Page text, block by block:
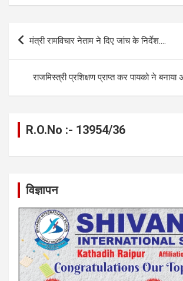
ce
b
o
o
k
se
n
g
er
at
A
p
p
e
gr
a
m
ail
Post
navigation
मंत्री रामविचार नेताम ने दिए जांच के निर्देश….
राजमिस्त्री प्रशिक्षण प्राप्त कर पायको ने
R.O.No :- 13954/36
विज्ञापन